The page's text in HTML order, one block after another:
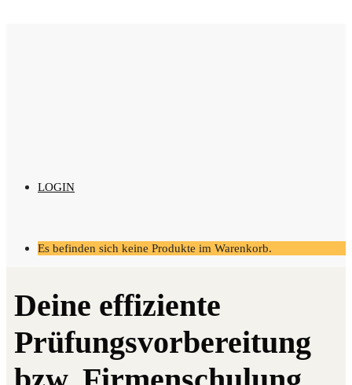
LOGIN
Es befinden sich keine Produkte im Warenkorb.